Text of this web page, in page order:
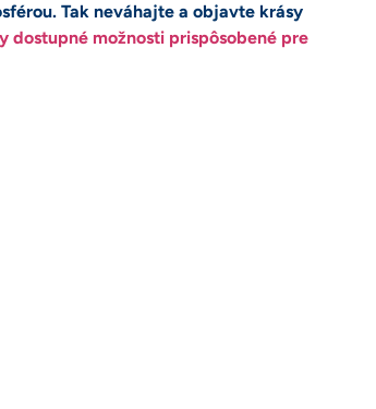
Tak neváhajte a objavte krásy
dostupné možnosti prispôsobené pre